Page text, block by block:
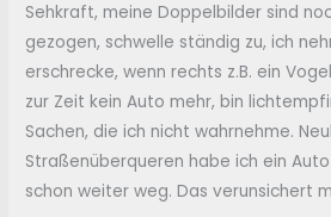
Sehkraft, meine Doppelbilder sind
gezogen, schwelle ständig zu, ich
erschrecke, wenn rechts z.B. ein
zur Zeit kein Auto mehr, bin
Sachen, die ich nicht wahrnehme.
Straßenüberqueren habe ich ein
schon weiter weg. Das verunsichert